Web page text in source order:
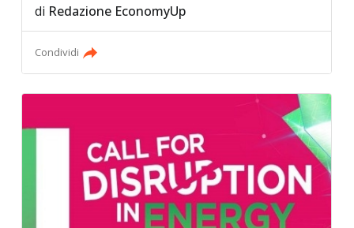
di Redazione EconomyUp
Condividi